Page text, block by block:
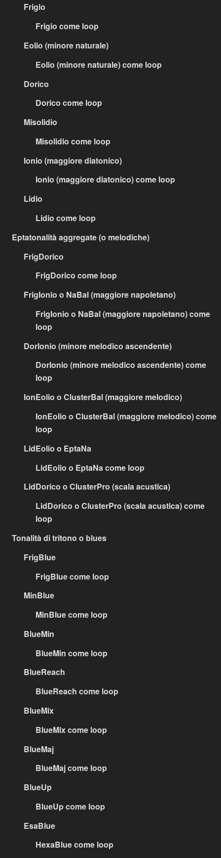
Frigio
Frigio come loop
Eolio (minore naturale)
Eolio (minore naturale) come loop
Dorico
Dorico come loop
Misolidio
Misolidio come loop
Ionio (maggiore diatonico)
Ionio (maggiore diatonico) come loop
Lidio
Lidio come loop
Eptatonalità aggregate (o melodiche)
FrigDorico
FrigDorico come loop
FrigIonio o NaBal (maggiore napoletano)
FrigIonio o NaBal (maggiore napoletano) come
loop
DorIonio (minore melodico ascendente)
DorIonio (minore melodico ascendente) come
loop
IonEolio o ClusterBal (maggiore melodico)
IonEolio o ClusterBal (maggiore melodico) come
loop
LidEolio o EptaNa
LidEolio o EptaNa come loop
LidDorico o ClusterPro (scala acustica)
LidDorico o ClusterPro (scala acustica) come
loop
Tonalità di tritono o blues
FrigBlue
FrigBlue come loop
MinBlue
MinBlue come loop
BlueMin
BlueMin come loop
BlueReach
BlueReach come loop
BlueMix
BlueMix come loop
BlueMaj
BlueMaj come loop
BlueUp
BlueUp come loop
EsaBlue
HexaBlue come loop